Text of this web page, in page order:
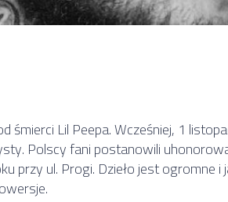
śmierci Lil Peepa. Wcześniej, 1
Polscy fani postanowili
przy ul. Progi. Dzieło jest ogromne